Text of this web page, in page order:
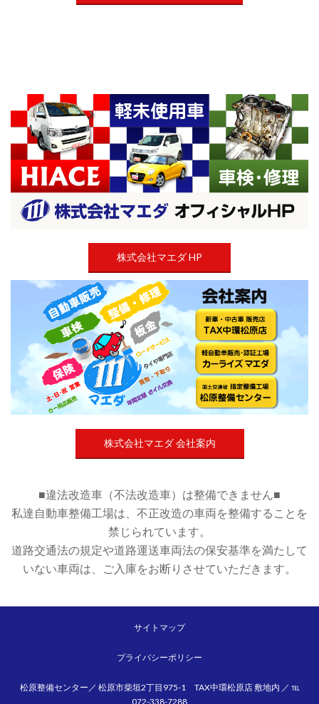
株式会社マエダ HP
株式会社マエダ 会社案内
■違法改造車（不法改造車）は整備できません■
私達自動車整備工場は、不正改造の車両を整備することを
禁じられています。
道路交通法の規定や道路運送車両法の保安基準を満たして
いない車両は、ご入庫をお断りさせていただきます。
サイトマップ
プライバシーポリシー
松原整備センター／ 松原市柴垣2丁目975-1 TAX中環松原店 敷地内 ／ ℡
072-338-7288